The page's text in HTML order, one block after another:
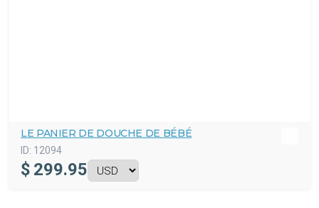
LE PANIER DE DOUCHE DE BÉBÉ
ID: 12094
$ 299.95